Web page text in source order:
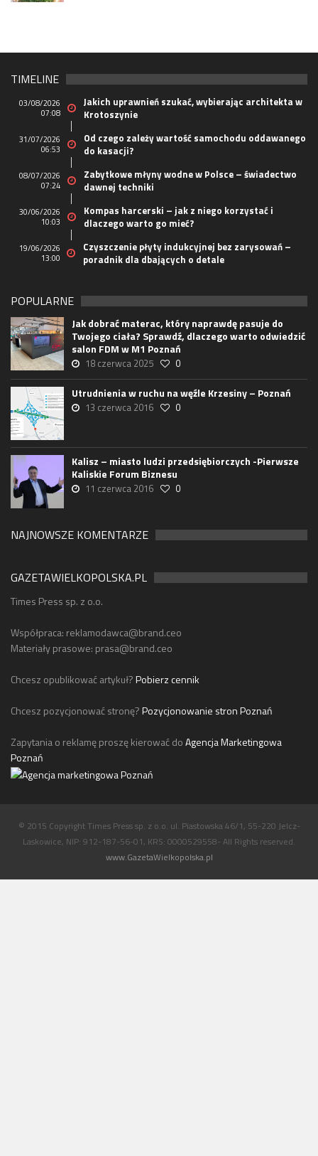
TIMELINE
03/08/2026
07:08
Jakich uprawnień szukać, wybierając architekta w
Krotoszynie
31/07/2026
06:53
Od czego zależy wartość samochodu oddawanego
do kasacji?
08/07/2026
07:24
Zabytkowe młyny wodne w Polsce – świadectwo
dawnej techniki
30/06/2026
10:03
Kompas harcerski – jak z niego korzystać i
dlaczego warto go mieć?
19/06/2026
13:00
Czyszczenie płyty indukcyjnej bez zarysowań –
poradnik dla dbających o detale
POPULARNE
Jak dobrać materac, który naprawdę pasuje do
Twojego ciała? Sprawdź, dlaczego warto odwiedzić
salon FDM w M1 Poznań
18 czerwca 2025 0
Utrudnienia w ruchu na węźle Krzesiny – Poznań
13 czerwca 2016 0
Kalisz – miasto ludzi przedsiębiorczych -Pierwsze
Kaliskie Forum Biznesu
11 czerwca 2016 0
NAJNOWSZE KOMENTARZE
GAZETAWIELKOPOLSKA.PL
Times Press sp. z o.o.
Współpraca: reklamodawca@brand.ceo
Materiały prasowe: prasa@brand.ceo
Chcesz opublikować artykuł?Pobierz cennik
Chcesz pozycjonować stronę?Pozycjonowanie stron Poznań
Zapytania o reklamę proszę kierować doAgencja Marketingowa
Poznań
© 2015 Copyright Times Press sp. z o.o. ul. Piastowska 46/1, 55-220 Jelcz-
Laskowice, NIP: 912-187-56-01, KRS: 0000529558- All Rights reserved.
www.GazetaWielkopolska.pl